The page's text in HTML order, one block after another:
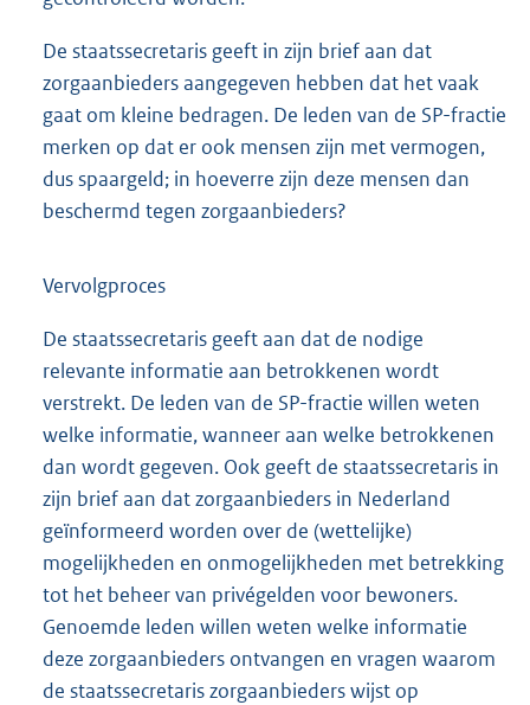
De staatssecretaris geeft in zijn brief aan dat
zorgaanbieders aangegeven hebben dat het vaak
gaat om kleine bedragen. De leden van de SP-fractie
merken op dat er ook mensen zijn met vermogen,
dus spaargeld; in hoeverre zijn deze mensen dan
beschermd tegen zorgaanbieders?
Vervolgproces
De staatssecretaris geeft aan dat de nodige
relevante informatie aan betrokkenen wordt
verstrekt. De leden van de SP-fractie willen weten
welke informatie, wanneer aan welke betrokkenen
dan wordt gegeven. Ook geeft de staatssecretaris in
zijn brief aan dat zorgaanbieders in Nederland
geïnformeerd worden over de (wettelijke)
mogelijkheden en onmogelijkheden met betrekking
tot het beheer van privégelden voor bewoners.
Genoemde leden willen weten welke informatie
deze zorgaanbieders ontvangen en vragen waarom
de staatssecretaris zorgaanbieders wijst op